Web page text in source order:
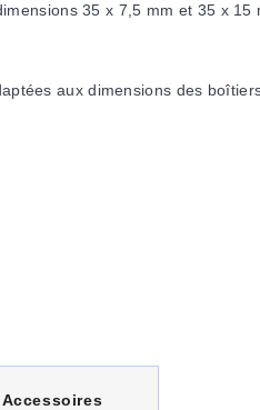
35 x 7,5 mm et 35 x
aux dimensions des
de large.
afin de faciliter l'accès au
C
Accessoires